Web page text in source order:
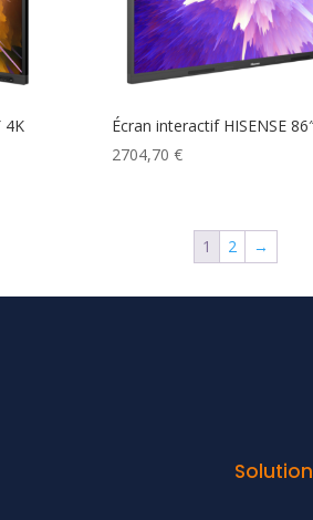
4K
Écran interactif HISENSE
2704,70 €
1 2 →